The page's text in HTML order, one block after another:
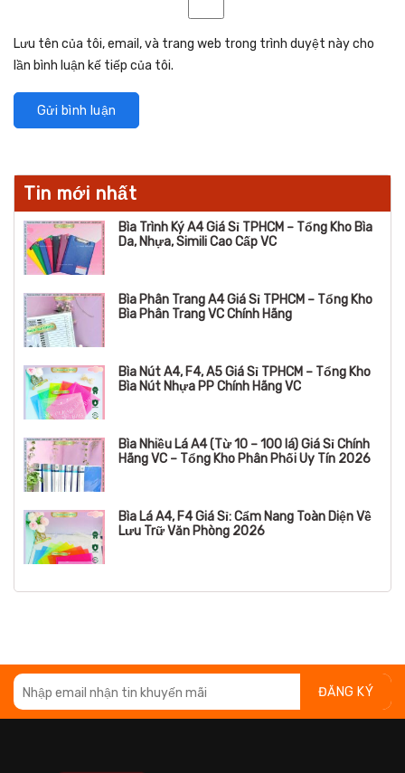
Lưu tên của tôi, email, và trang web trong trình duyệt này cho
lần bình luận kế tiếp của tôi.
Tin mới nhất
Bìa Trình Ký A4 Giá Sỉ TPHCM – Tổng Kho Bìa
Da, Nhựa, Simili Cao Cấp VC
Bìa Phân Trang A4 Giá Sỉ TPHCM – Tổng Kho
Bìa Phân Trang VC Chính Hãng
Bìa Nút A4, F4, A5 Giá Sỉ TPHCM – Tổng Kho
Bìa Nút Nhựa PP Chính Hãng VC
Bìa Nhiều Lá A4 (Từ 10 – 100 lá) Giá Sỉ Chính
Hãng VC – Tổng Kho Phân Phối Uy Tín 2026
Bìa Lá A4, F4 Giá Sỉ: Cẩm Nang Toàn Diện Về
Lưu Trữ Văn Phòng 2026